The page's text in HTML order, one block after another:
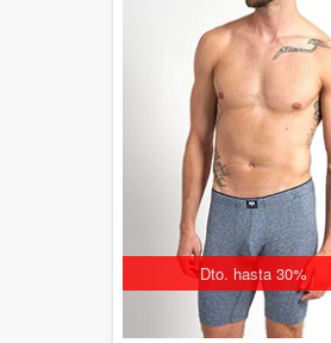
Dto. hasta 30%